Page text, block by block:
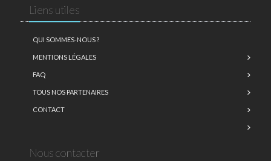
Liens utiles
QUI SOMMES-NOUS ?
MENTIONS LÉGALES
FAQ
TOUS NOS PARTENAIRES
CONTACT
Nous contacter